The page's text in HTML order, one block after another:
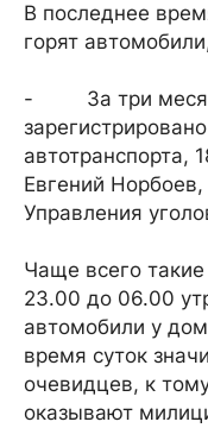
В последнее
горят
- За три
автотранспорта,
Евгений
Управления
Чаще всего
23.00 до 06.00
автомобили у
время суток
очевидцев, к
оказывают